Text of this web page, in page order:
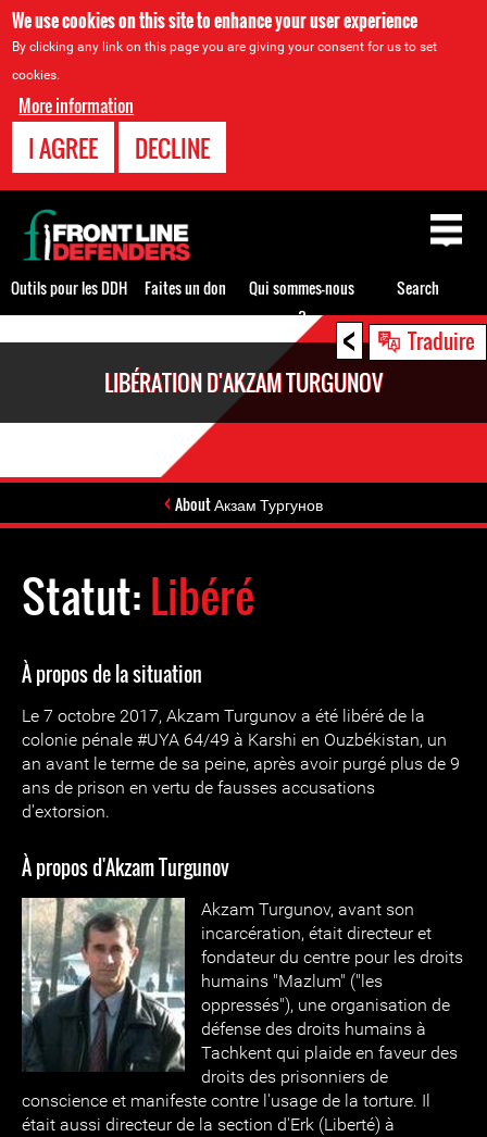
We use cookies on this site to enhance your user experience
By clicking any link on this page you are giving your consent for us to set
cookies.
More information
I AGREE DECLINE
< Traduire
LIBÉRATION D'AKZAM TURGUNOV
About Акзам Тургунов
Statut:Libéré
À propos de la situation
Le 7 octobre 2017, Akzam Turgunov a été libéré de la
colonie pénale #UYA 64/49 à Karshi en Ouzbékistan, un
an avant le terme de sa peine, après avoir purgé plus de 9
ans de prison en vertu de fausses accusations
d'extorsion.
À propos d'Akzam Turgunov
Akzam Turgunov, avant son
incarcération, était directeur et
fondateur du centre pour les droits
humains "Mazlum" ("les
oppressés"), une organisation de
défense des droits humains à
Tachkent qui plaide en faveur des
droits des prisonniers de
conscience et manifeste contre l'usage de la torture. Il
était aussi directeur de la section d'Erk (Liberté) à
Back
to
top
Outils pour les DDH Faites un don
Qui sommes-nous
?
Search